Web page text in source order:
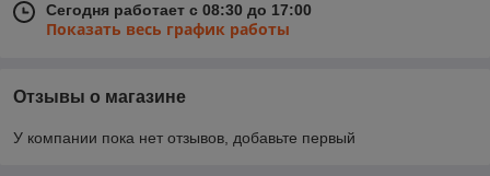
Сегодня работает с 08:30 до 17:00
Показать весь график работы
Отзывы о магазине
У компании пока нет отзывов, добавьте первый